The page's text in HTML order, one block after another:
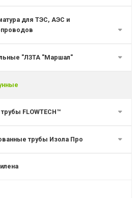
для ТЭС, АЭС и
"ЛЗТА "Маршал"
FLOWTECH™
трубы Изола Про